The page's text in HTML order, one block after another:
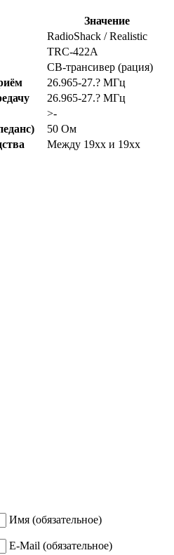
Значение
RadioShack / Realistic
TRC-422A
CB-трансивер (рация)
26.965-27.? МГц
26.965-27.? МГц
>-
50 Ом
Между 19xx и 19xx
Имя (обязательное)
E-Mail (обязательное)